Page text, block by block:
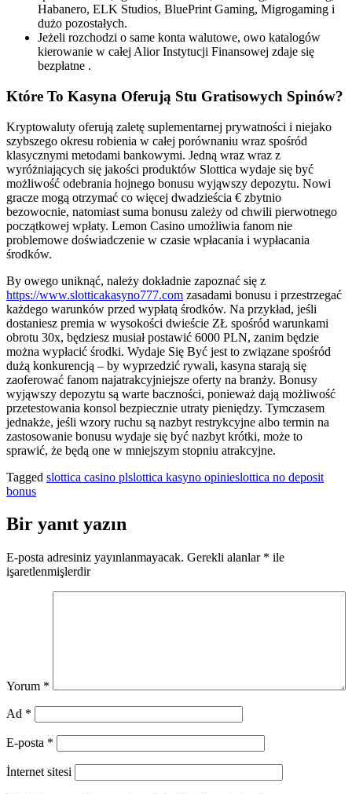
Habanero, ELK Studios, BluePrint Gaming, Migrogaming i
dużo pozostałych.
Jeżeli rozchodzi o same konta walutowe, owo katalogów
kierowanie w całej Alior Instytucji Finansowej zdaje się
bezpłatne .
Które To Kasyna Oferują Stu Gratisowych Spinów?
Kryptowaluty oferują zaletę suplementarnej prywatności i niejako
szybszego okresu robienia w całej porównaniu wraz spośród
klasycznymi metodami bankowymi. Jedną wraz wraz z
wyróżniających się jakości produktów Slottica wydaje się być
możliwość odebrania hojnego bonusu wyjąwszy depozytu. Nowi
gracze mogą otrzymać co więcej dwadzieścia € zbytnio
bezowocnie, natomiast suma bonusu zależy od chwili pierwotnego
początkowej wpłaty. Lemon Casino umożliwia fanom nie
problemowe doświadczenie w czasie wpłacania i wypłacania
środków.
By owego uniknąć, należy dokładnie zapoznać się z
https://www.slotticakasyno777.com zasadami bonusu i przestrzegać
każdego warunków przed wypłatą środków. Na przykład, jeśli
dostaniesz premia w wysokości dwieście ZŁ spośród warunkami
obrotu 30x, będziesz musiał postawić 6000 PLN, zanim będzie
można wypłacić środki. Wydaje Się Być jest to związane spośród
dużą konkurencją – by wyprzedzić rywali, kasyna starają się
zaoferować fanom najatrakcyjniejsze oferty na branży. Bonusy
wyjąwszy depozytu są warte baczności, ponieważ dają możliwość
przetestowania konsol bezpiecznie utraty pieniędzy. Tymczasem
jednakże, jeśli wzory ruchu są nazbyt restrykcyjne albo termin na
zastosowanie bonusu wydaje się być nazbyt krótki, może to
sprawić, że będą one w mniejszym stopniu atrakcyjne.
Tagged slottica casino plslottica kasyno opinieslottica no deposit
bonus
Bir yanıt yazın
E-posta adresiniz yayınlanmayacak. Gerekli alanlar * ile
işaretlenmişlerdir
Yorum *
Ad *
E-posta *
İnternet sitesi